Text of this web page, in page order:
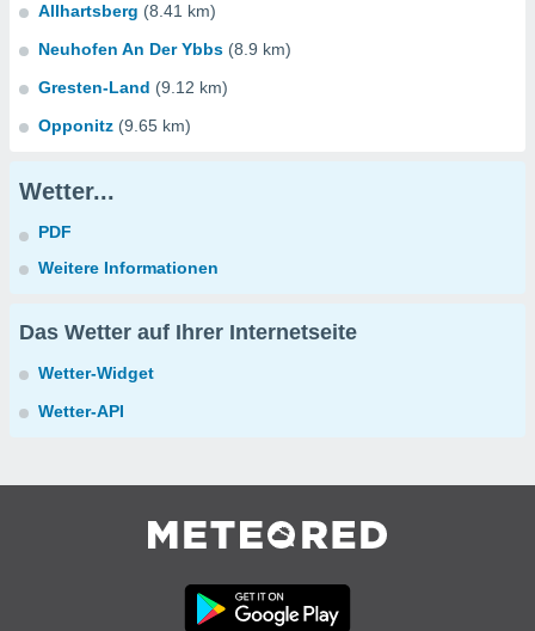
Allhartsberg (8.41 km)
Neuhofen An Der Ybbs (8.9 km)
Gresten-Land (9.12 km)
Opponitz (9.65 km)
Wetter...
PDF
Weitere Informationen
Das Wetter auf Ihrer Internetseite
Wetter-Widget
Wetter-API